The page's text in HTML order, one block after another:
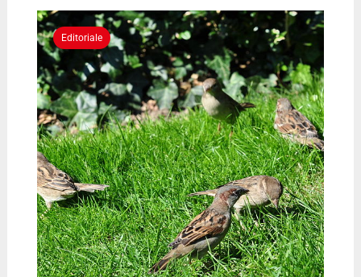
Editoriale